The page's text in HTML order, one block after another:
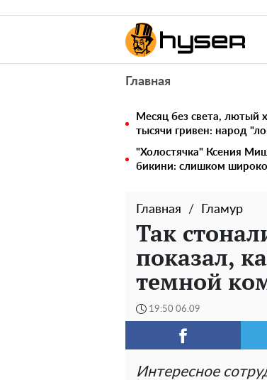
Главная
Месяц без света, лютый
тысячи гривен: народ
"Холостячка" Ксения
бикини: слишком широко
Главная Гламур
Так
показал,
темной
19:50 06.09
Интересное